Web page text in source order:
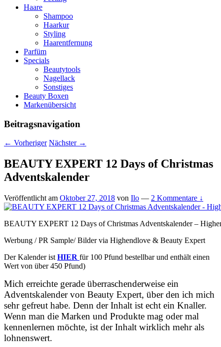
Haare
Shampoo
Haarkur
Styling
Haarentfernung
Parfüm
Specials
Beautytools
Nagellack
Sonstiges
Beauty Boxen
Markenübersicht
Beitragsnavigation
← Vorheriger Nächster →
BEAUTY EXPERT 12 Days of Christmas
Adventskalender
Veröffentlicht am Oktober 27, 2018 von Ilo — 2 Kommentare ↓
BEAUTY EXPERT 12 Days of Christmas Adventskalender –
Werbung / PR Sample/ Bilder via Highendlove & Beauty Expert
Der Kalender ist HIER für 100 Pfund bestellbar und enthält einen
Wert von über 450 Pfund)
Mich erreichte gerade überraschenderweise ein
Adventskalender von Beauty Expert, über den ich mich
sehr gefreut habe. Denn der Inhalt ist echt ein Knaller.
Wenn man die Marken und Produkte mag oder mal
kennenlernen möchte, ist der Inhalt wirklich mehr als
lohnenswert.